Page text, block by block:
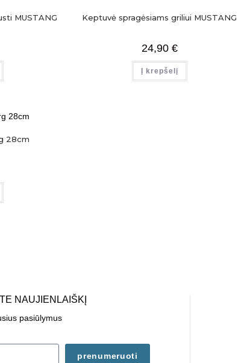
MUSTANG Keptuvė spragėsiams griliui MUSTANG
24,90 €
Į krepšelį
28cm
NAUJIENLAIŠKĮ
pasiūlymus
prenumeruoti